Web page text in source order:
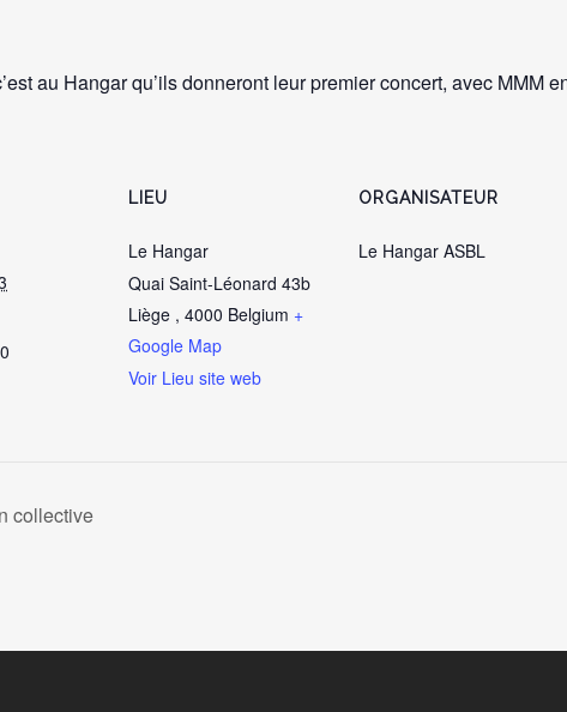
au Hangar qu’ils donneront leur premier concert, avec MMM
LIEU
Le Hangar
Quai Saint-Léonard 43b
Liège , 4000 Belgium +
Google Map
Voir Lieu site web
ORGANISATEUR
Le Hangar ASBL
collective